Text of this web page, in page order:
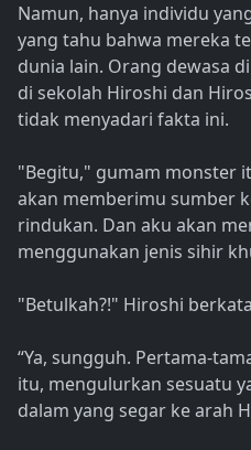
Namun, hanya individu
yang tahu bahwa mereka
dunia lain. Orang dewasa
di sekolah Hiroshi dan
tidak menyadari fakta ini.
"Begitu," gumam monster
akan memberimu sumber
rindukan. Dan aku akan
menggunakan jenis sihir
"Betulkah?!" Hiroshi
“Ya, sungguh. Pertama-
itu, mengulurkan sesuatu
dalam yang segar ke arah